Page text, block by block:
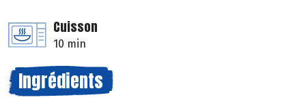
Cuisson
10 min
Ingrédients